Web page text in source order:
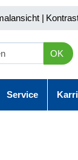
|
OK
Service